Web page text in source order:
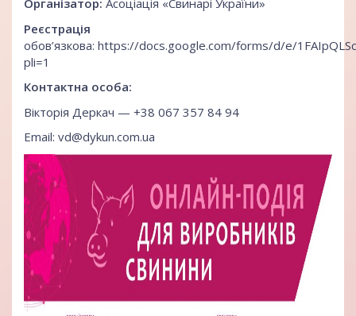
Організатор: Асоціація «Свинарі України»
Реєстрація
обов’язкова: https://docs.google.com/forms/d/e/
pli=1
Контактна особа:
Вікторія Деркач — +38 067 357 84 94
Email: vd@dykun.com.ua